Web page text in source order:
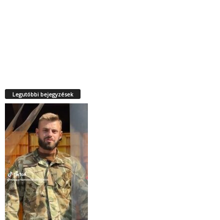
Legutóbbi bejegyzések